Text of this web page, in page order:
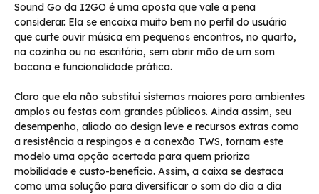
Sound Go da I2GO é uma aposta que vale a pena
considerar. Ela se encaixa muito bem no perfil do usuário
que curte ouvir música em pequenos encontros, no quarto,
na cozinha ou no escritório, sem abrir mão de um som
bacana e funcionalidade prática.
Claro que ela não substitui sistemas maiores para ambientes
amplos ou festas com grandes públicos. Ainda assim, seu
desempenho, aliado ao design leve e recursos extras como
a resistência a respingos e a conexão TWS, tornam este
modelo uma opção acertada para quem prioriza
mobilidade e custo-benefício. Assim, a caixa se destaca
como uma solução para diversificar o som do dia a dia